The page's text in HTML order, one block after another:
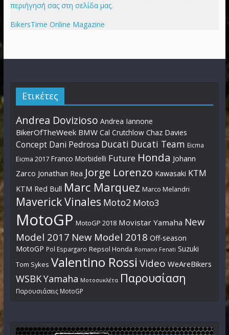
περιήγησή σας στη σελίδα μας.
BikersTime Online Magazine
Ετικέτες
Andrea Dovizioso Andrea Iannone
BikerOfTheWeek BMW Cal Crutchlow Chaz Davies
Concept Dani Pedrosa Ducati Ducati Team Eicma
Eicma 2017 Franco Morbidelli Future Honda Johann
Zarco Jonathan Rea Jorge Lorenzo Kawasaki KTM
KTM Red Bull Marc Marquez Marco Melandri
Maverick Vinales Moto2 Moto3
MotoGP MotoGP 2018 Movistar Yamaha New
Model 2017 New Model 2018 Off-season
MotoGP Pol Espargaro Repsol Honda Romano Fenati Suzuki
Tom Sykes Valentino Rossi Video WeAreBikers
WSBKYamaha Μοτοσυκλέτα Παρουσίαση
Παρουσιάσεις MotoGP